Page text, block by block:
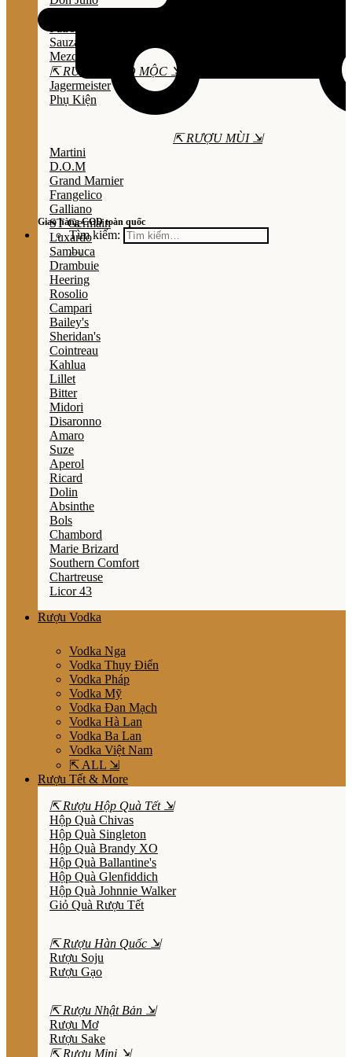
Giao hàng COD toàn quốc
Tìm kiếm:
Sauza
Mezcal
⇱ RƯỢU THẢO MỘC ⇲
Jagermeister
Phụ Kiện
⇱ RƯỢU MÙI ⇲
Martini
D.O.M
Grand Marnier
Frangelico
Galliano
ST Germain
Luxardo
Sambuca
Drambuie
Heering
Rosolio
Campari
Bailey's
Sheridan's
Cointreau
Kahlua
Lillet
Bitter
Midori
Disaronno
Amaro
Suze
Aperol
Ricard
Dolin
Absinthe
Bols
Chambord
Marie Brizard
Southern Comfort
Chartreuse
Licor 43
Rượu Vodka
Vodka Nga
Vodka Thụy Điển
Vodka Pháp
Vodka Mỹ
Vodka Đan Mạch
Vodka Hà Lan
Vodka Ba Lan
Vodka Việt Nam
⇱ ALL ⇲
Rượu Tết & More
⇱ Rượu Hộp Quà Tết ⇲
Hộp Quà Chivas
Hộp Quà Singleton
Hộp Quà Brandy XO
Hộp Quà Ballantine's
Hộp Quà Glenfiddich
Hộp Quà Johnnie Walker
Giỏ Quà Rượu Tết
⇱ Rượu Hàn Quốc ⇲
Rượu Soju
Rượu Gạo
⇱ Rượu Nhật Bản ⇲
Rượu Mơ
Rượu Sake
⇱ Rượu Mini ⇲